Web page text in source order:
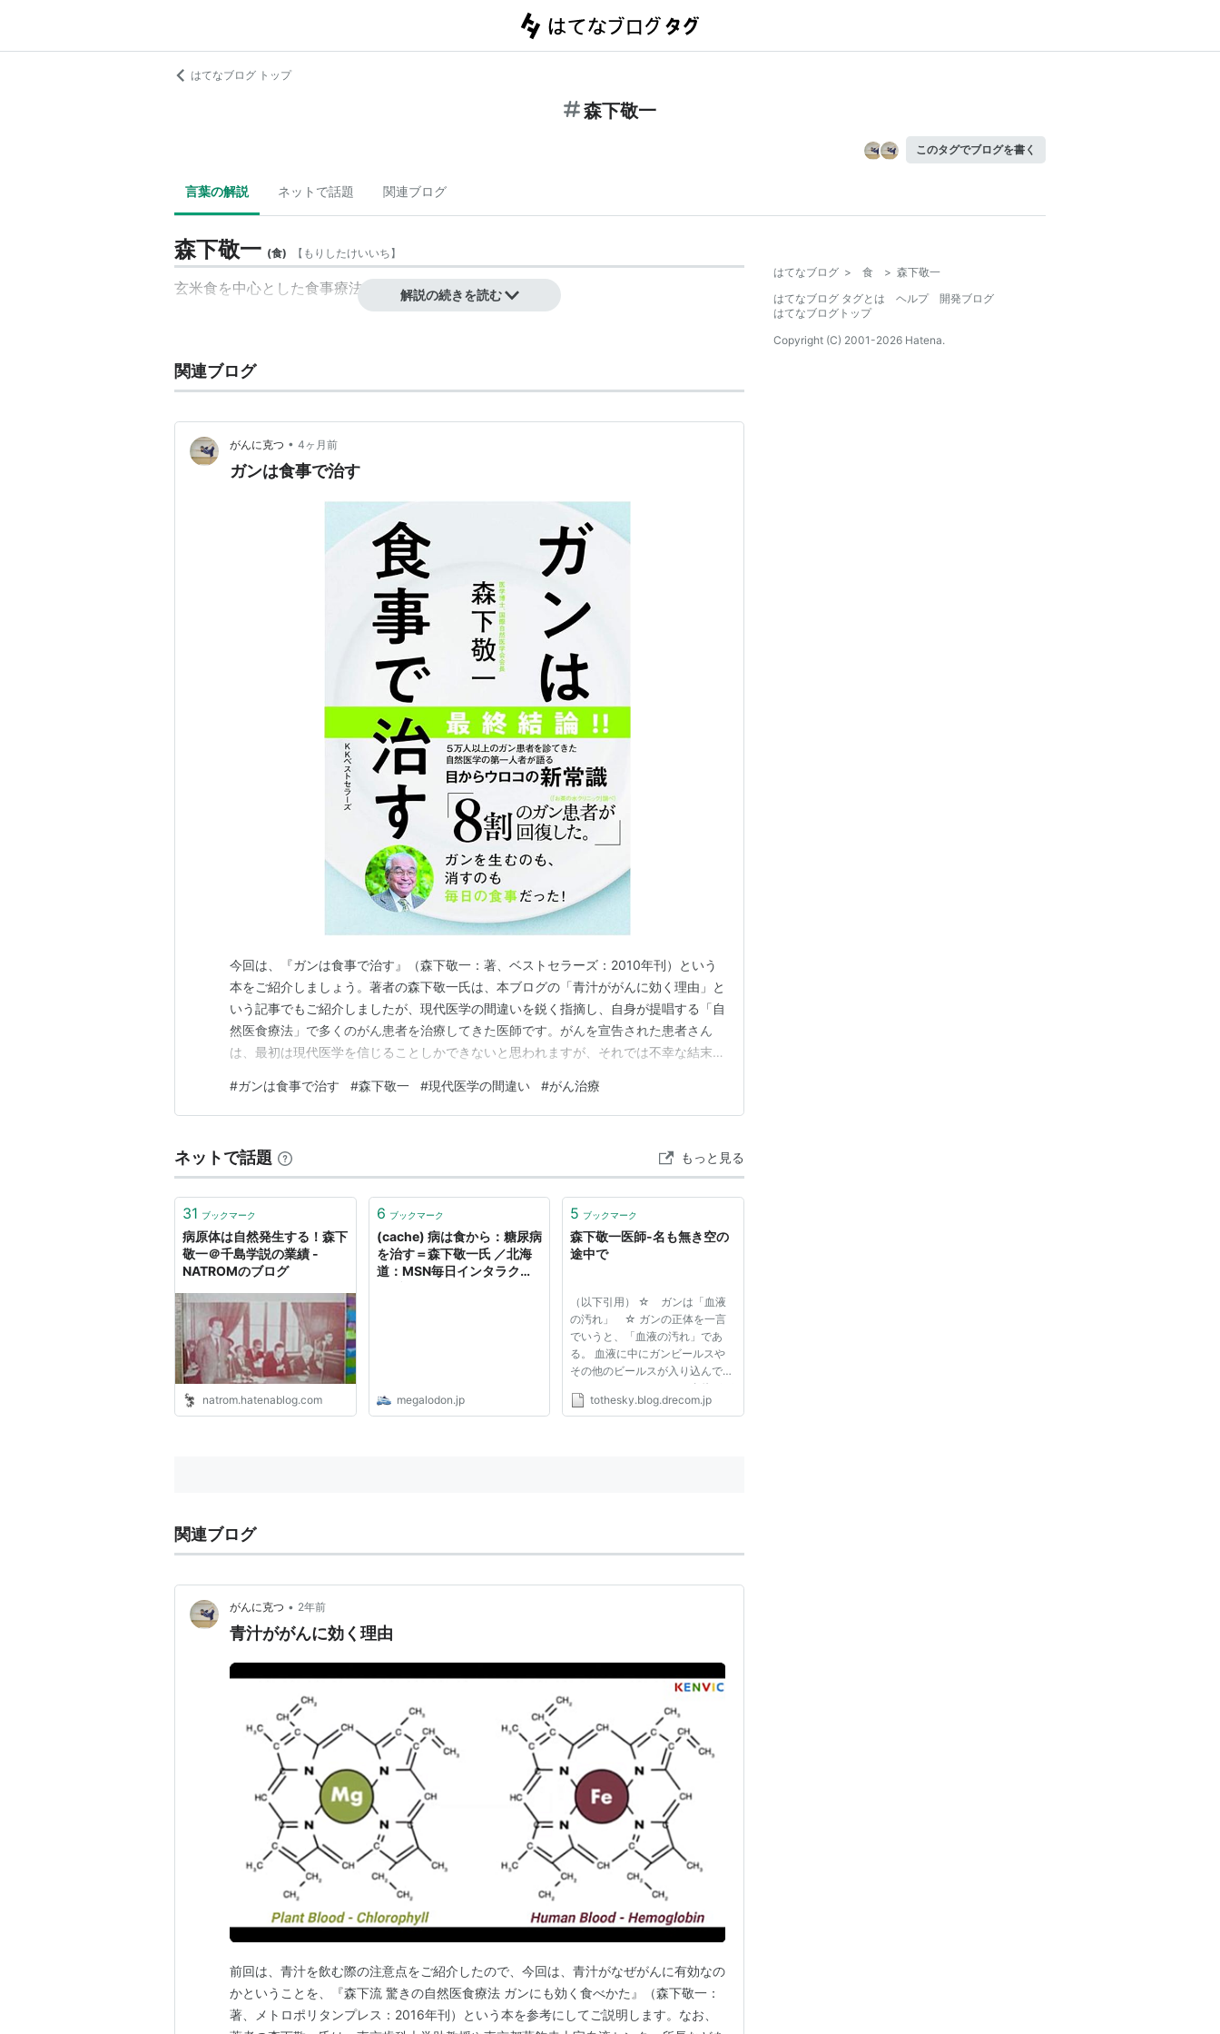
はてなブログ トップ
森下敬一
このタグでブログを書く
言葉の解説 ネットで話題 関連ブログ
森下敬一 (食) 【 もりしたけいいち】
玄米食を中心とした食事療法の提唱者解説の続きを読む
関連ブログ
がんに克つ • 4ヶ月前
ガンは食事で治す
今回は、『ガンは食事で治す』（森下敬一：著、ベストセラーズ：2010年刊）という
本をご紹介しましょう。著者の森下敬一氏は、本ブログの「青汁ががんに効く理由」と
いう記事でもご紹介しましたが、現代医学の間違いを鋭く指摘し、自身が提唱する「自
然医食療法」で多くのがん患者を治療してきた医師です。がんを宣告された患者さん
は、最初は現代医学を信じることしかできないと思われますが、それでは不幸な結末し
す。この本に書かれている現代医学の説と、それに対する森下氏の反論を簡潔にまとめ
ると、以下のようになります。現代医学の説： 細胞は、必…
#ガンは食事で治す #森下敬一 #現代医学の間違い #がん治療
ネットで話題 もっと見る
31 ブックマーク
病原体は自然発生する！森下
敬一＠千島学説の業績 -
NATROMのブログ
natrom.hatenablog.com
6 ブックマーク
(cache) 病は食から：糖尿病
を治す＝森下敬一氏 ／北海
道：MSN毎日インタラクテ
megalodon.jp
5 ブックマーク
森下敬一医師-名も無き空の
途中で
（以下引用） ☆ ガンは「血液
の汚れ」 ☆ ガンの正体を一言
でいうと、「血液の汚れ」であ
る。 血液に中にガンビールスや
その他のビールスが入り込んで汚
してしまっている、それ自体がガ
ンなのだ。 すなわち、本当のガ
tothesky.blog.drecom.jp
関連ブログ
がんに克つ • 2年前
青汁ががんに効く理由
前回は、青汁を飲む際の注意点をご紹介したので、今回は、青汁がなぜがんに有効なの
かということを、『森下流 驚きの自然医食療法 ガンにも効く食べかた』（森下敬一：
著、メトロポリタンプレス：2016年刊）という本を参考にしてご説明します。なお、
はてなブログ > 食 > 森下敬一
はてなブログ タグとは
ヘルプ
開発ブログ
はてなブログトップ
Copyright (C) 2001-2026 Hatena.